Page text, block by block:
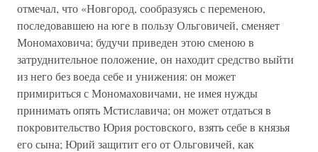
отмечал, что «Новгород, сообразуясь с переменою,
последовавшею на юге в пользу Ольговичей, сменяет
Мономаховича; будучи приведен этою сменою в
затруднительное положение, он находит средство выйти
из него без воеда себе и унижения: он может
примириться с Мономаховичами, не имея нужды
принимать опять Мстиславича; он может отдаться в
покровительство Юрия ростовского, взять себе в князья
его сына; Юрий защитит его от Ольговичей, как